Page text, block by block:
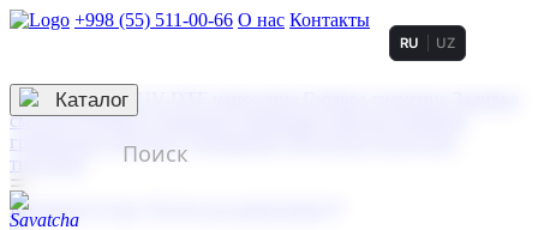
+998 (55) 511-00-66 О нас Контакты
3D гравировка
смолой (Doming)
гравировка твердая
тиснение
RU UZ
☰
Контакты
Каталог